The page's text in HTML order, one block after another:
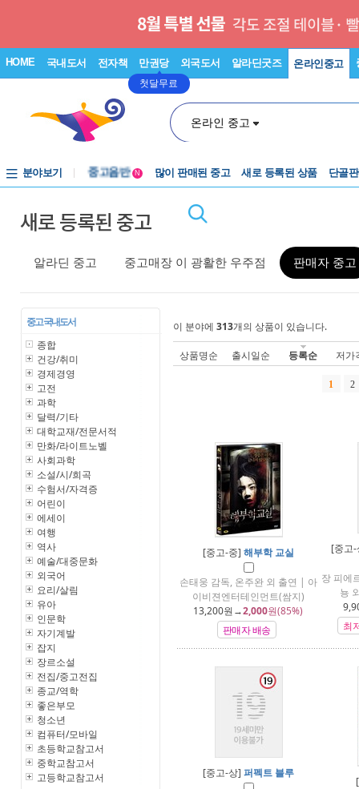
HOME 국내도서 전자책 만권당
첫달무료
외국도서 알라딘굿즈 온라인중고
온라인 중고
분야보기
중고음반
중고음반
N 많이 판매된 중고 새로 등록된 상품 단골
새로 등록된 중고
알라딘 중고 중고매장 이 광활한 우주점 판매자 중고
중고 국내도서
종합
건강/취미
경제경영
고전
과학
달력/기타
대학교재/전문서적
만화/라이트노벨
사회과학
소설/시/희곡
수험서/자격증
어린이
에세이
여행
역사
예술/대중문화
외국어
요리/살림
유아
인문학
자기계발
잡지
장르소설
전집/중고전집
종교/역학
좋은부모
청소년
컴퓨터/모바일
초등학교참고서
중학교참고서
고등학교참고서
이 분야에 313개의 상품이 있습니다.
상품명순 출시일순 등록순 저가
1 2
[중고-중] 해부학 교실
손태웅 감독, 온주완 외 출연 | 아
이비젼엔터테인먼트(쌈지)
13,200원→2,000원(85%)
판매자 배송
[중고
장 피에
뇽
최
[중고-상] 퍼펙트 블루